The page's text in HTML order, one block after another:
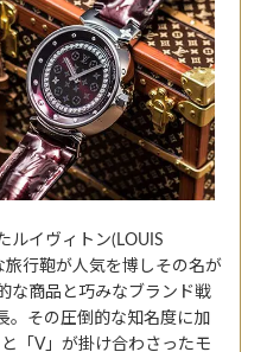
ルイヴィトン(LOUIS
行鞄が人気を博しその名が
な商品と巧みなブランド戦
。その圧倒的な知名度に加
「V」が掛け合わさったモ